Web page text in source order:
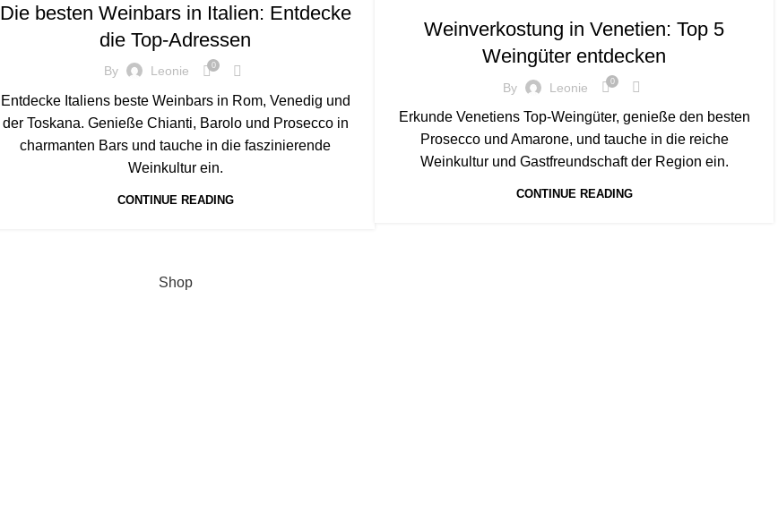
Die besten Weinbars in Italien: Entdecke
die Top-Adressen
By Leonie 0
Entdecke Italiens beste Weinbars in Rom, Venedig und
der Toskana. Genieße Chianti, Barolo und Prosecco in
charmanten Bars und tauche in die faszinierende
Weinkultur ein.
CONTINUE READING
Weinverkostung in Venetien: Top 5
Weingüter entdecken
By Leonie 0
Erkunde Venetiens Top-Weingüter, genieße den besten
Prosecco und Amarone, und tauche in die reiche
Weinkultur und Gastfreundschaft der Region ein.
CONTINUE READING
Shop